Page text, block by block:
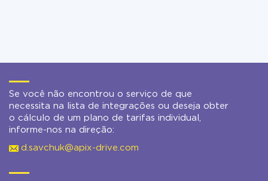
Se você não encontrou o serviço de que
necessita na lista de integrações ou deseja obter
o cálculo de um plano de tarifas individual,
informe-nos na direção:
d.savchuk@apix-drive.com